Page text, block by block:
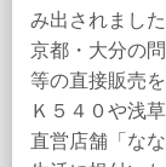
み出されました
京都・大分の
等の直接販売
Ｋ５４０や浅
直営店舗「な